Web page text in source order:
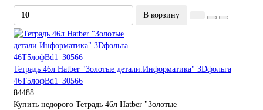
В корзину
Тетрадь 46л Hatber "Золотые детали.Информатика" 3Dфольга
46Т5лофBd1_30566
84488
Купить недорого Тетрадь 46л Hatber "Золотые